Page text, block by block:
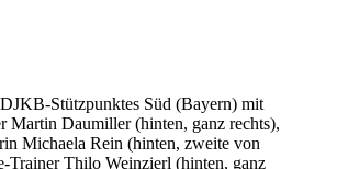
Stützpunktes Süd (Bayern) mit
Martin Daumiller (hinten, ganz rechts),
Michaela Rein (hinten, zweite von
Trainer Thilo Weinzierl (hinten, ganz